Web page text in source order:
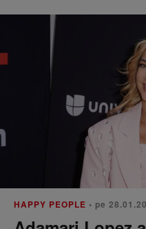
HAPPY PEOPLE • pe